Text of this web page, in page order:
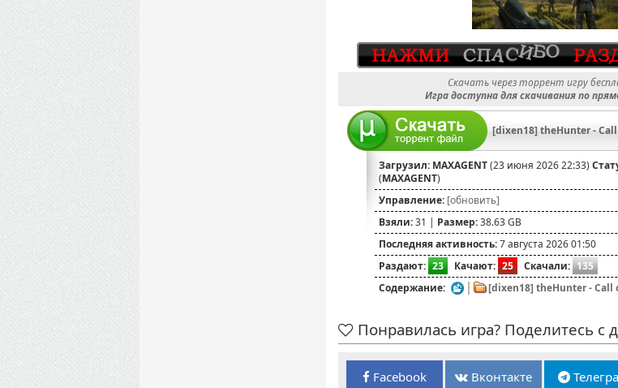
Скачать через торрент игру
Игра доступна для скачивания по
[dixen18] theHunter -
Загрузил: MAXAGENT(23 июня 2026 22:33)
(MAXAGENT)
Управление: [обновить]
Взяли:31 | Размер:38.63 GB
Последняя активность:7 августа 2026 01:50
Раздают: 23 Качают: 25 Скачали: 135
Содержание:
[dixen18] theHunter -
Понравилась игра? Поделитесь с
Facebook Вконтакте